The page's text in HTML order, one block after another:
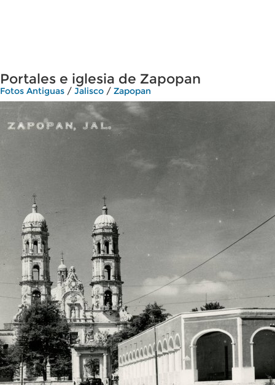
Portales e iglesia de Zapopan
Fotos Antiguas / Jalisco / Zapopan